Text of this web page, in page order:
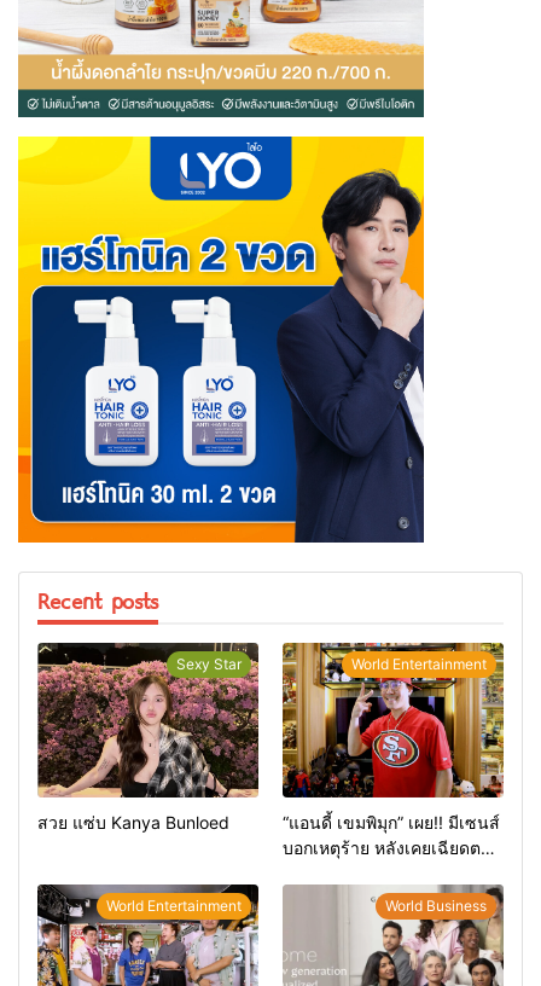
Recent posts
Sexy Star
สวย แซ่บ Kanya Bunloed
World Entertainment
“แอนดี้ เขมพิมุก” เผย!! มีเซนส์
บอกเหตุร้าย หลังเคยเฉียดตาย
World Entertainment World Business